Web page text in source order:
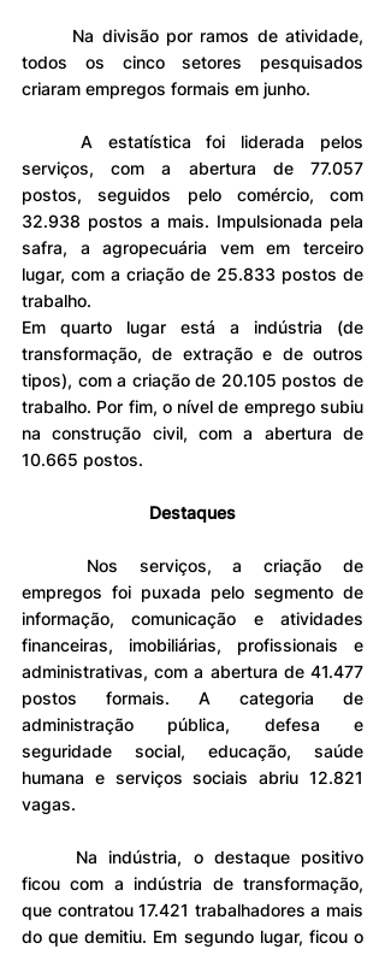
todos os cinco setores pesquisados
criaram empregos formais em junho.
serviços, com a abertura de 77.057
postos, seguidos pelo comércio, com
32.938 postos a mais. Impulsionada pela
safra, a agropecuária vem em terceiro
lugar, com a criação de 25.833 postos de
trabalho.
Em quarto lugar está a indústria (de
transformação, de extração e de outros
tipos), com a criação de 20.105 postos de
trabalho. Por fim, o nível de emprego subiu
na construção civil, com a abertura de
10.665 postos.
Destaques
empregos foi puxada pelo segmento de
informação, comunicação e atividades
financeiras, imobiliárias, profissionais e
administrativas, com a abertura de 41.477
postos formais. A categoria de
administração pública, defesa e
seguridade social, educação, saúde
humana e serviços sociais abriu 12.821
vagas.
ficou com a indústria de transformação,
que contratou 17.421 trabalhadores a mais
do que demitiu. Em segundo lugar, ficou o